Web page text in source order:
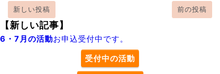
新しい投稿 前の投稿
【新しい記事】
6・7月の活動お申込受付中です。
受付中の活動